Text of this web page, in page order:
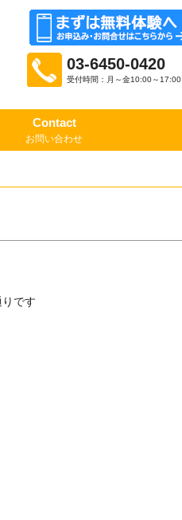
03-6450-0420
受付時間：月～金10:00～17:00
Contact
お問い合わせ
です